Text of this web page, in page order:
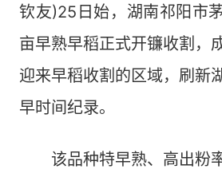
钦友)25日始，湖南祁阳市
亩早熟早稻正式开镰收割，
迎来早稻收割的区域，刷新
早时间纪录。
该品种特早熟、高出粉